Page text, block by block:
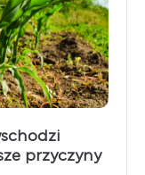
przyczyny